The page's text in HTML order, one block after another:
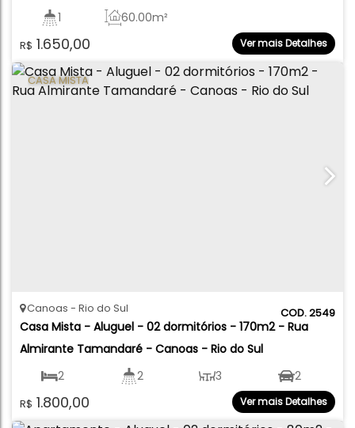
do Sul
R$ 1.650,00
1 60.00m²
Ver mais Detalhes
CASA MISTA
2549
Casa Mista - Aluguel - 02 dormitórios - 170m2 - Rua
Almirante Tamandaré - Canoas - Rio do Sul
R$ 1.800,00
Canoas Rio do Sul
2 2 3
170.55m²
2
30.00m
Ver mais Detalhes